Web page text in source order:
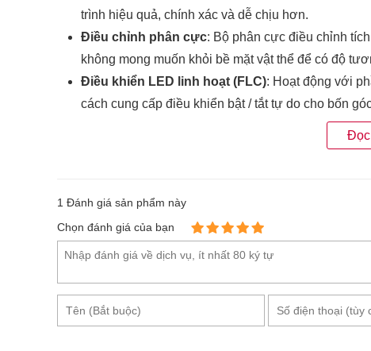
trình hiệu quả, chính xác và dễ chịu hơn.
Điều chỉnh phân cực: Bộ phân cực điều chỉnh
không mong muốn khỏi bề mặt vật thể để có độ
Điều khiển LED linh hoạt (FLC): Hoạt động với
cách cung cấp điều khiển bật / tắt tự do cho bốn
: Các nắp củakính
Nắp trước có thể đổi cho nhau:
Đọc
1 Đánh giá sản phẩm này
Chọn đánh giá của bạn